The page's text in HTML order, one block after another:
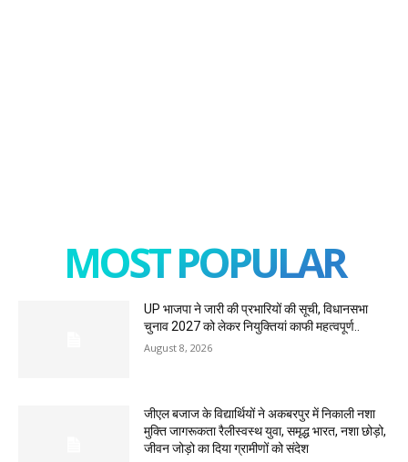
MOST POPULAR
UP भाजपा ने जारी की प्रभारियों की सूची, विधानसभा
चुनाव 2027 को लेकर नियुक्तियां काफी महत्वपूर्ण..
August 8, 2026
जीएल बजाज के विद्यार्थियों ने अकबरपुर में निकाली नशा
मुक्ति जागरूकता रैलीस्वस्थ युवा, समृद्ध भारत, नशा छोड़ो,
जीवन जोड़ो का दिया ग्रामीणों को संदेश